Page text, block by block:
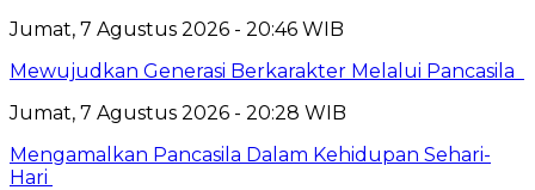
Jumat, 7 Agustus 2026 - 20:46 WIB
Mewujudkan Generasi Berkarakter Melalui Pancasila
Jumat, 7 Agustus 2026 - 20:28 WIB
Mengamalkan Pancasila Dalam Kehidupan Sehari-
Hari